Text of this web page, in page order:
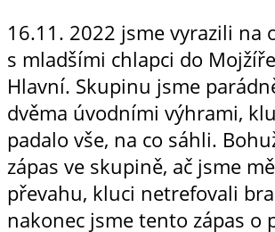
16.11. 2022 jsme vyrazili na
s mladšími chlapci do
Hlavní. Skupinu jsme
dvěma úvodními výhrami,
padalo vše, na co sáhli.
zápas ve skupině, ač jsme
převahu, kluci netrefovali
nakonec jsme tento zápas o